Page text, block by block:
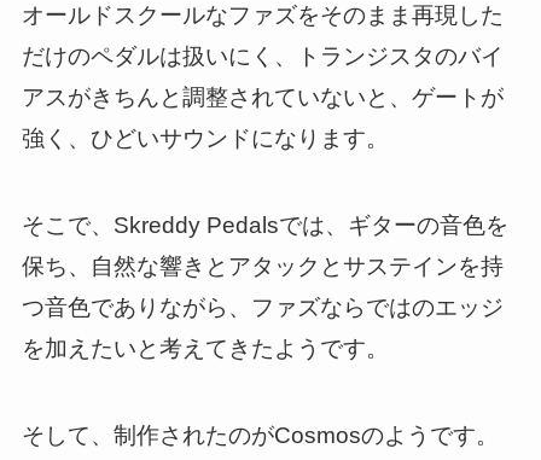
オールドスクールなファズをそのまま再現した
だけのペダルは扱いにく、トランジスタのバイ
アスがきちんと調整されていないと、ゲートが
強く、ひどいサウンドになります。
そこで、Skreddy Pedalsでは、ギターの音色を
保ち、自然な響きとアタックとサステインを持
つ音色でありながら、ファズならではのエッジ
を加えたいと考えてきたようです。
そして、制作されたのがCosmosのようです。